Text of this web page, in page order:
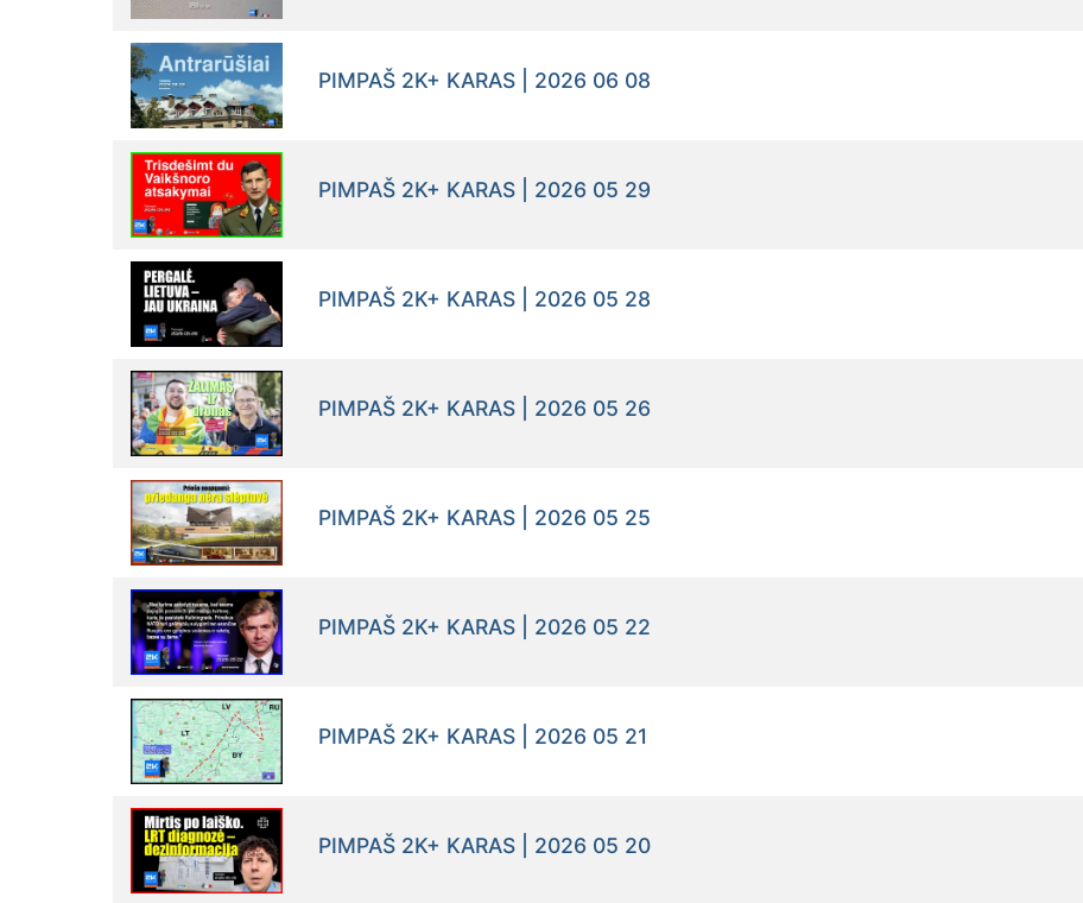
PIMPAŠ 2K+ KARAS | 2026 06 08
PIMPAŠ 2K+ KARAS | 2026 05 29
PIMPAŠ 2K+ KARAS | 2026 05 28
PIMPAŠ 2K+ KARAS | 2026 05 26
PIMPAŠ 2K+ KARAS | 2026 05 25
PIMPAŠ 2K+ KARAS | 2026 05 22
PIMPAŠ 2K+ KARAS | 2026 05 21
PIMPAŠ 2K+ KARAS | 2026 05 20